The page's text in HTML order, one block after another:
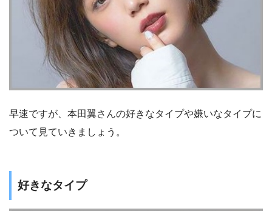
早速ですが、本田翼さんの好きなタイプや嫌いなタイプに
ついて見ていきましょう。
好きなタイプ